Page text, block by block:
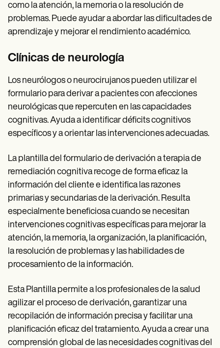
como la atención, la memoria o la resolución de
problemas. Puede ayudar a abordar las dificultades de
aprendizaje y mejorar el rendimiento académico.
Clínicas de neurología
Los neurólogos o neurocirujanos pueden utilizar el
formulario para derivar a pacientes con afecciones
neurológicas que repercuten en las capacidades
cognitivas. Ayuda a identificar déficits cognitivos
específicos y a orientar las intervenciones adecuadas.
La plantilla del formulario de derivación a terapia de
remediación cognitiva recoge de forma eficaz la
información del cliente e identifica las razones
primarias y secundarias de la derivación. Resulta
especialmente beneficiosa cuando se necesitan
intervenciones cognitivas específicas para mejorar la
atención, la memoria, la organización, la planificación,
la resolución de problemas y las habilidades de
procesamiento de la información.
Esta Plantilla permite a los profesionales de la salud
agilizar el proceso de derivación, garantizar una
recopilación de información precisa y facilitar una
planificación eficaz del tratamiento. Ayuda a crear una
comprensión global de las necesidades cognitivas del